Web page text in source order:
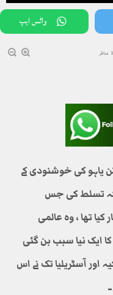
واٹس ایپ
یاہو کی خوشنودی کے
تسلط کی جس
تھا ، وہ عالمی
ایک نیا سبب بن گئی
اور آسٹریلیا تک نے اس